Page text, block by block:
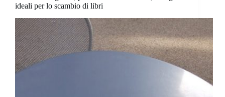
ideali per lo scambio di libri